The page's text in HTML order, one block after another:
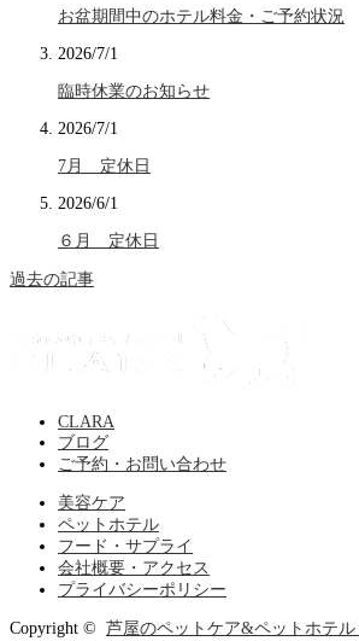
お盆期間中のホテル料金・ご予約状況
2026/7/1
臨時休業のお知らせ
2026/7/1
7月 定休日
2026/6/1
６月 定休日
過去の記事
CLARA
ブログ
ご予約・お問い合わせ
美容ケア
ペットホテル
フード・サプライ
会社概要・アクセス
プライバシーポリシー
Copyright © 芦屋のペットケア&ペットホテル